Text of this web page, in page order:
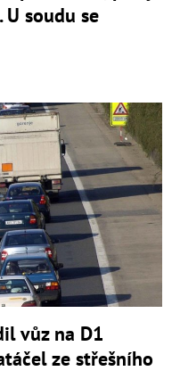
soudu se
vůz na D1
ze střešního